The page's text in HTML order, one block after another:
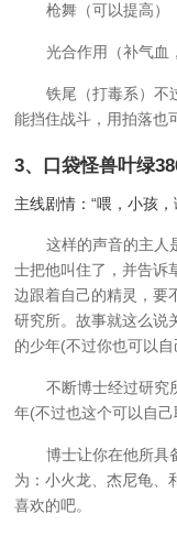
枪舞（可以提高）
光合作用（补气血
铁尾（打毒系）不
能挡住战斗，用拍落也
3、 口袋怪兽叶绿
主线剧情：“喂，小孩
这样的声音的主人
士把他叫住了，并告诉
边跟着自己的精灵，
研究所。故事就这么说
的少年(不过你也可以
不断博士经过研究
年(不过也这个可以自己
博士让你在他所具
为：小火龙、杰尼龟、
喜欢的吧。